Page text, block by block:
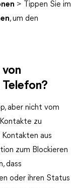
> Tippen Sie im
, um den
aber nicht vom
zu
Kontakten aus
zum Blockieren
dass
oder ihren Status